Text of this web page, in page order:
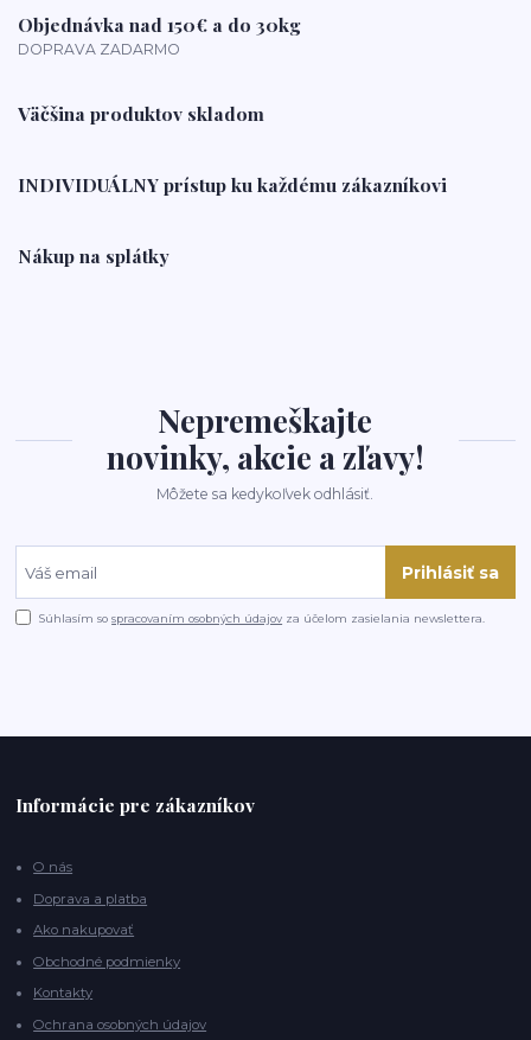
Objednávka nad 150€ a do 30kg
DOPRAVA ZADARMO
Väčšina produktov skladom
INDIVIDUÁLNY prístup ku každému zákazníkovi
Nákup na splátky
Nepremeškajte
novinky, akcie a zľavy!
Môžete sa kedykoľvek odhlásiť.
Prihlásiť sa
Súhlasím sospracovaním osobných údajov za účelom zasielania newslettera.
Informácie pre zákazníkov
O nás
Doprava a platba
Ako nakupovať
Obchodné podmienky
Kontakty
Ochrana osobných údajov